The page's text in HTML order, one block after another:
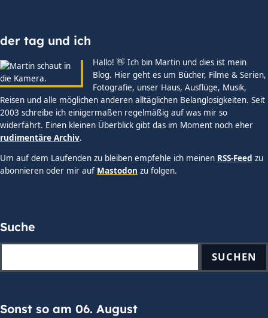
der tag und ich
Hallo! 👋 Ich bin Martin und dies ist mein
Blog. Hier geht es um Bücher, Filme & Serien,
Fotografie, unser Haus, Ausflüge, Musik,
Reisen und alle möglichen anderen alltäglichen Belanglosigkeiten. Seit
2003 schreibe ich einigermaßen regelmäßig auf was mir so
widerfährt. Einen kleinen Überblick gibt das im Moment noch eher
rudimentäre Archiv.
Um auf dem Laufenden zu bleiben empfehle ich meinen RSS-Feed zu
abonnieren oder mir auf Mastodon zu folgen.
Suche
SUCHEN
Sonst so am 06. August